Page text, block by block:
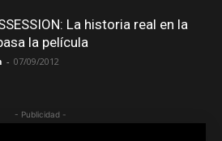
La historia real en la
la película
- 07/09/2012
- Publicidad -